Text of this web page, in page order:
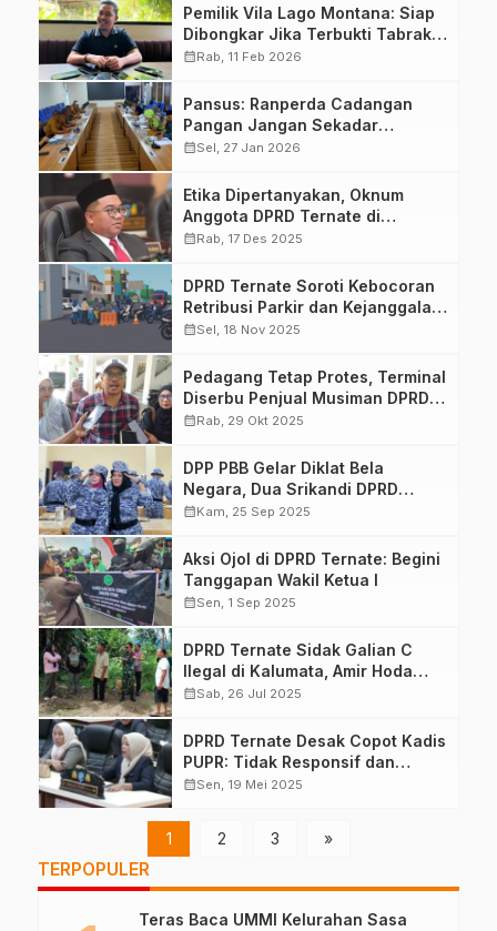
Pemilik Vila Lago Montana: Siap
Dibongkar Jika Terbukti Tabrak
Aturan
calendar_monthRab, 11 Feb 2026
Pansus: Ranperda Cadangan
Pangan Jangan Sekadar
Dokumen
calendar_monthSel, 27 Jan 2026
Etika Dipertanyakan, Oknum
Anggota DPRD Ternate di
Sorotan BK
calendar_monthRab, 17 Des 2025
DPRD Ternate Soroti Kebocoran
Retribusi Parkir dan Kejanggalan
Kerja Sama Rp19 Miliar Dishub
calendar_monthSel, 18 Nov 2025
Pedagang Tetap Protes, Terminal
Diserbu Penjual Musiman DPRD
Belum Temukan Solusi
calendar_monthRab, 29 Okt 2025
DPP PBB Gelar Diklat Bela
Negara, Dua Srikandi DPRD
Ternate Perkuat Komitmen
calendar_monthKam, 25 Sep 2025
Aksi Ojol di DPRD Ternate: Begini
Tanggapan Wakil Ketua I
calendar_monthSen, 1 Sep 2025
DPRD Ternate Sidak Galian C
Ilegal di Kalumata, Amir Hoda
Izinnya Nanti Saya Bayar-bayar
calendar_monthSab, 26 Jul 2025
DPRD Ternate Desak Copot Kadis
PUPR: Tidak Responsif dan
Dugaan Pungli
calendar_monthSen, 19 Mei 2025
1 2 3 »
TERPOPULER
Teras Baca UMMI Kelurahan Sasa